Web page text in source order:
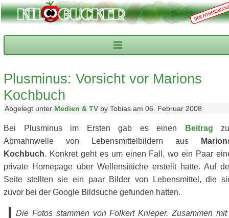
Plusminus: Vorsicht vor Marions
Kochbuch
Abgelegt unter Medien & TV by Tobias am 06. Februar 2008
Bei Plusminus im Ersten gab es einen Beitrag
Abmahnwelle von Lebensmittelbildern aus
Kochbuch. Konkret geht es um einen Fall, wo ein Paar
private Homepage über Wellensittiche erstellt hatte. Auf
Seite stellten sie ein paar Bilder von Lebensmittel, die
zuvor bei der Google Bildsuche gefunden hatten.
Die Fotos stammen von Folkert Knieper. Zusammen mit